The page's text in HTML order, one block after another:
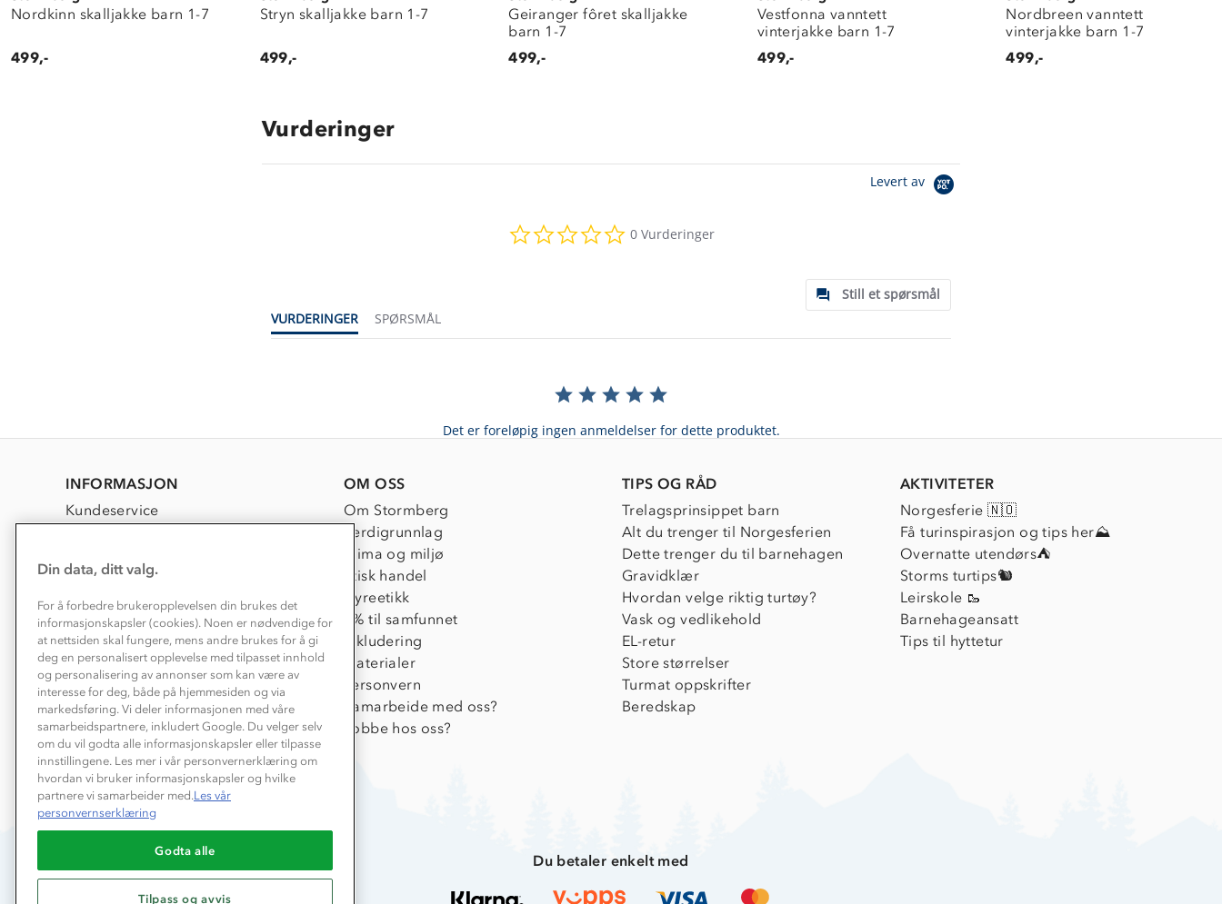
Nordkinn skalljakke barn 1-7
499,-
Stryn skalljakke barn 1-7
499,-
Geiranger fôret skalljakke
barn 1-7
499,-
Vestfonna vanntett
vinterjakke barn 1-7
499,-
Nordbreen vanntett
vinterjakke barn 1-7
499,-
Vurderinger
Levert av
star
0 Vurderinger
Still et spørsmål
VURDERINGER
SPØRSMÅL
Det er foreløpig ingen anmeldelser for dette produktet.
INFORMASJON
Kundeservice
Kundeklubb
Våre butikker
Bedrift, barnehage og SFO
Presse
OM OSS
Om Stormberg
Verdigrunnlag
Klima og miljø
Etisk handel
Dyreetikk
1% til samfunnet
Inkludering
Materialer
Personvern
Samarbeide med oss?
Jobbe hos oss?
TIPS OG RÅD
Trelagsprinsippet barn
Alt du trenger til Norgesferien
Dette trenger du til barnehagen
Gravidklær
Hvordan velge riktig turtøy?
Vask og vedlikehold
EL-retur
Store størrelser
Turmat oppskrifter
Beredskap
AKTIVITETER
Norgesferie 🇳🇴
Få turinspirasjon og tips her⛰
Overnatte utendørs⛺
Storms turtips🐿️
Leirskole 🥾
Barnehageansatt
Tips til hyttetur
Du betaler enkelt med
Din data, ditt valg.
For å forbedre brukeropplevelsen din brukes det
informasjonskapsler (cookies). Noen er nødvendige for
at nettsiden skal fungere, mens andre brukes for å gi
deg en personalisert opplevelse med tilpasset innhold
og personalisering av annonser som kan være av
interesse for deg, både på hjemmesiden og via
markedsføring. Vi deler informasjonen med våre
samarbeidspartnere, inkludert Google. Du velger selv
om du vil godta alle informasjonskapsler eller tilpasse
innstillingene. Les mer i vår personvernerklæring om
hvordan vi bruker informasjonskapsler og hvilke
partnere vi samarbeider med.Les vår
personvernserklæring
Godta alle
Tilpass og avvis